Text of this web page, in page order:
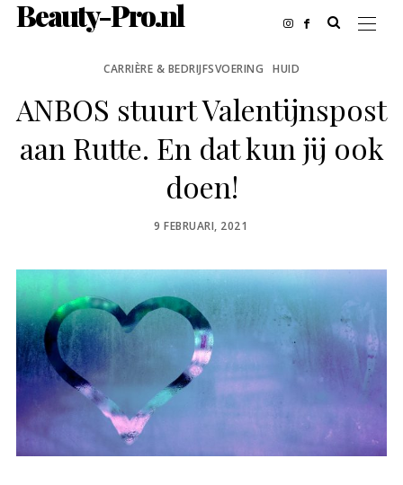
Beauty-Pro.nl
CARRIÈRE & BEDRIJFSVOERING HUID
ANBOS stuurt Valentijnspost
aan Rutte. En dat kun jij ook
doen!
POSTED
9 FEBRUARI, 2021